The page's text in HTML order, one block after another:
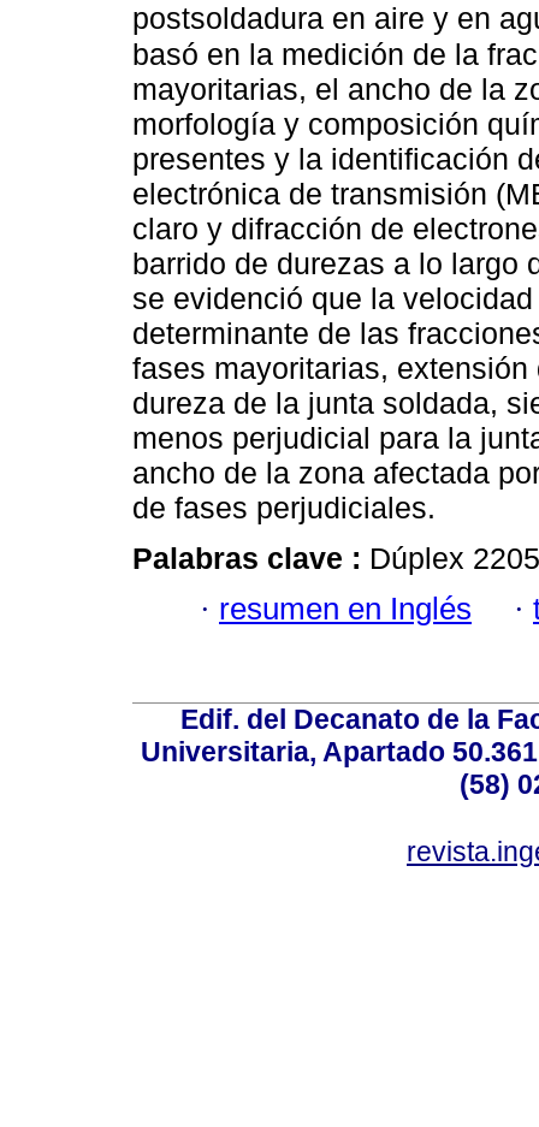
postsoldadura en aire y en
basó en la medición de la
mayoritarias, el ancho de la
morfología y composición
presentes y la identificación
electrónica de transmisión
claro y difracción de
barrido de durezas a lo largo
se evidenció que la
determinante de las
fases mayoritarias,
dureza de la junta soldada,
menos perjudicial para la
ancho de la zona afectada
de fases perjudiciales.
Palabras clave : Dúplex
· resumen en Inglés ·
Edif. del Decanato de la
Universitaria, Apartado
(58)